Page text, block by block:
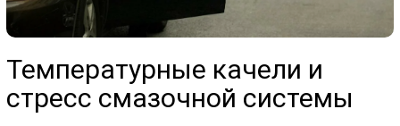
Температурные качели и
стресс смазочной системы